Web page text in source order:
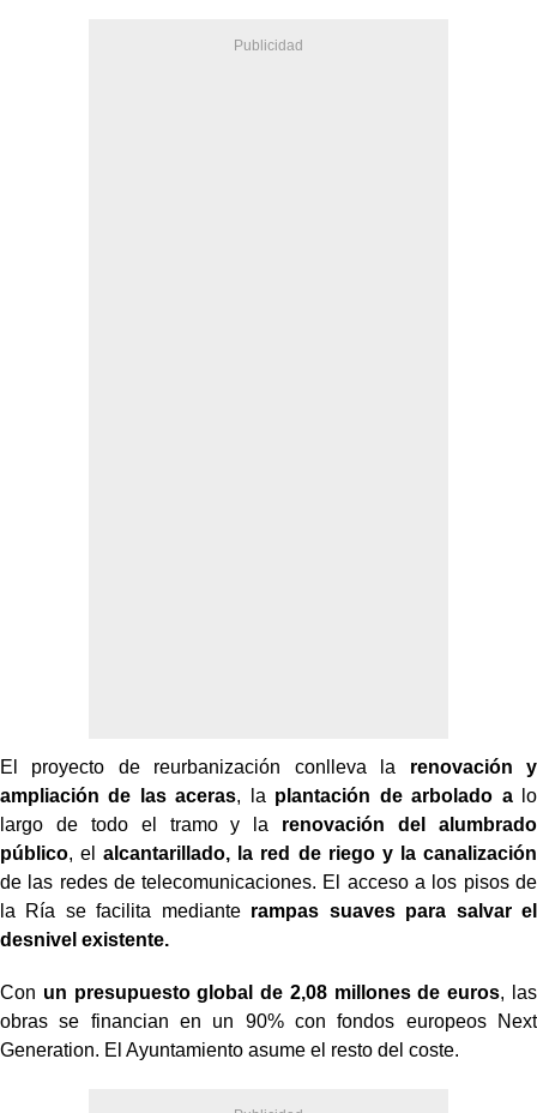
El proyecto de reurbanización conlleva la renovación y
ampliación de las aceras, la plantación de arbolado alo
largo de todo el tramo y la renovación del alumbrado
público, elalcantarillado, la red de riego y la canalización
de las redes de telecomunicaciones. El acceso a los pisos de
la Ría se facilita mediante rampas suaves para salvar el
desnivel existente.
Con un presupuesto global de 2,08 millones de euros, las
obras se financian en un 90% con fondos europeos Next
Generation. El Ayuntamiento asume el resto del coste.